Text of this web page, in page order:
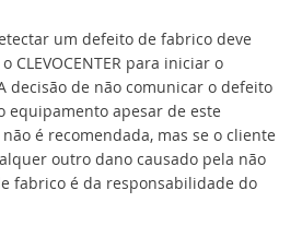
um defeito de fabrico deve
para iniciar o
decisão de não comunicar o defeito
equipamento apesar de este
é recomendada, mas se o cliente
outro dano causado pela não
fabrico é da responsabilidade do